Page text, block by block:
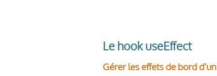
Le hook useEffect
Gérer les effets de bord